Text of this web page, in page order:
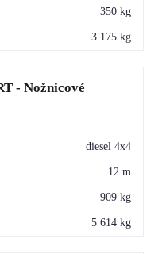
350 kg
3 175 kg
- Nožnicové
diesel 4x4
12 m
909 kg
5 614 kg